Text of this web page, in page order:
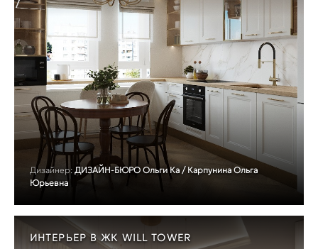
Дизайнер: ДИЗАЙН-БЮРО Ольги Ка / Карпунина Ольга
Юрьевна
ИНТЕРЬЕР В ЖК WILL TOWER